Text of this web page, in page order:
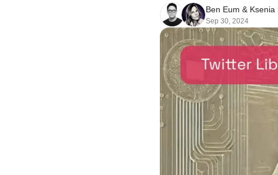
"Froth on the Daydream"
GenAI Unicorns
Global AI Affairs
Interviews with Innovators
Twitter Library
Ben Eum & Ksenia
Sep 30, 2024